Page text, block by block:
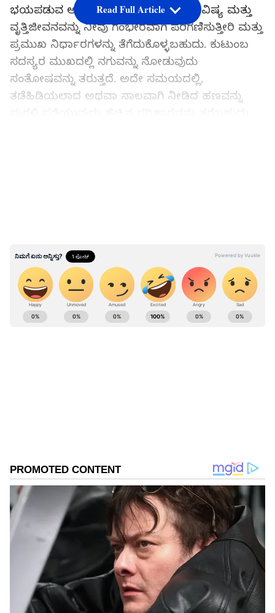
ಭಯಪಡುವ ಅಗತ್ಯವಿಲ್ಲ. ನಿಮ್ಮ ಮಗುವಿನ ಭವಿಷ್ಯ ಮತ್ತು
ವೃತ್ತಿಜೀವನವನ್ನು ನೀವು ಗಂಭೀರವಾಗಿ ಪರಿಗಣಿಸುತ್ತೀರಿ ಮತ್ತು
ಪ್ರಮುಖ ನಿರ್ಧಾರಗಳನ್ನು ತೆಗೆದುಕೊಳ್ಳಬಹುದು. ಕುಟುಂಬ
ಸದಸ್ಯರ ಮುಖದಲ್ಲಿ ನಗುವನ್ನು ನೋಡುವುದು
ಸಂತೋಷವನ್ನು ತರುತ್ತದೆ. ಅದೇ ಸಮಯದಲ್ಲಿ,
ತಡೆಹಿಡಿಯಲಾದ ಅಥವಾ ಸಾಲವಾಗಿ ನೀಡಿದ ಹಣವನ್ನು
Read Full Article
ABOUT THE AUTHOR